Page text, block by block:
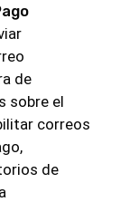
de
sobre el
correos
de